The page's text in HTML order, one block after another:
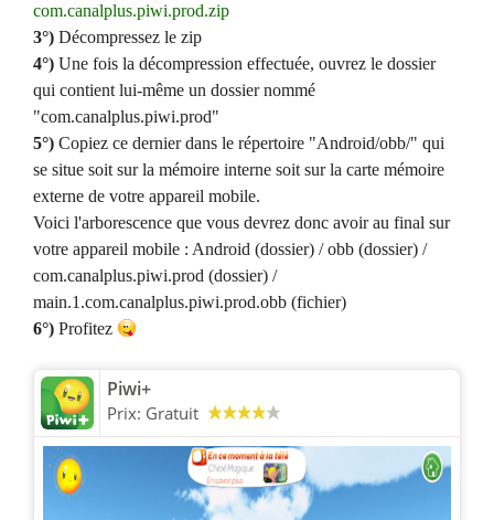
com.canalplus.piwi.prod.zip
3°) Décompressez le zip
4°) Une fois la décompression effectuée, ouvrez le dossier
qui contient lui-même un dossier nommé
"com.canalplus.piwi.prod"
5°) Copiez ce dernier dans le répertoire "Android/obb/" qui
se situe soit sur la mémoire interne soit sur la carte mémoire
externe de votre appareil mobile.
Voici l'arborescence que vous devrez donc avoir au final sur
votre appareil mobile : Android (dossier) / obb (dossier) /
com.canalplus.piwi.prod (dossier) /
main.1.com.canalplus.piwi.prod.obb (fichier)
6°) Profitez
Piwi+
Prix: Gratuit